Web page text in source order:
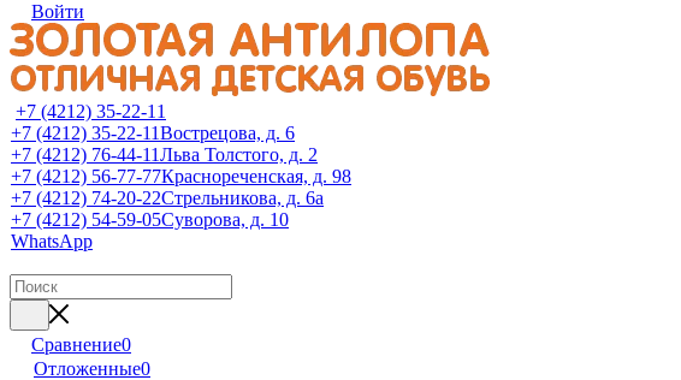
Войти
+7 (4212) 35-22-11
+7 (4212) 35-22-11Вострецова, д. 6
+7 (4212) 76-44-11Льва Толстого, д. 2
+7 (4212) 56-77-77Краснореченская, д. 98
+7 (4212) 74-20-22Стрельникова, д. 6а
+7 (4212) 54-59-05Суворова, д. 10
WhatsApp
Сравнение0
Отложенные0